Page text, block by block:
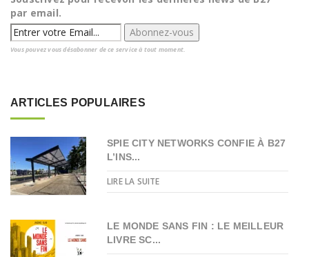
par email.
Vous pouvez vous désabonner de ce service à tout moment.
ARTICLES POPULAIRES
SPIE CITY NETWORKS CONFIE À B27
L’INS...
LIRE LA SUITE
LE MONDE SANS FIN : LE MEILLEUR
LIVRE SC...